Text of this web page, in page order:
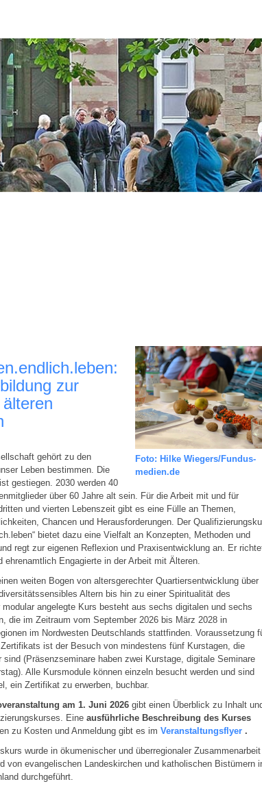
Foto: Hilke Wiegers/Fundus-
medien.de
zur
gehört zu den
Leben bestimmen. Die
gestiegen. 2030 werden 40
über 60 Jahre alt sein. Für die Arbeit mit und für
und vierten Lebenszeit gibt es eine Fülle an Themen,
Chancen und Herausforderungen. Der
bietet dazu eine Vielfalt an Konzepten, Methoden und
regt zur eigenen Reflexion und Praxisentwicklung an. Er
ehrenamtlich Engagierte in der Arbeit mit Älteren.
weiten Bogen von altersgerechter Quartiersentwicklung über
Altern bis hin zu einer Spiritualität des
modular angelegte Kurs besteht aus sechs digitalen und sechs
die im Zeitraum vom September 2026 bis März 2028 in
im Nordwesten Deutschlands stattfinden. Voraussetzung
ist der Besuch von mindestens fünf Kurstagen, die
sind (Präsenzseminare haben zwei Kurstage, digitale Seminare
Alle Kursmodule können einzeln besucht werden und sind
ein Zertifikat zu erwerben, buchbar.
am 1. Juni 2026 gibt einen Überblick zu Inhalt
Eine ausführliche Beschreibung des Kurses
zu Kosten und Anmeldung gibt es im Veranstaltungsflyer .
wurde in ökumenischer und überregionaler Zusammenarbeit
von evangelischen Landeskirchen und katholischen Bistümern
durchgeführt.